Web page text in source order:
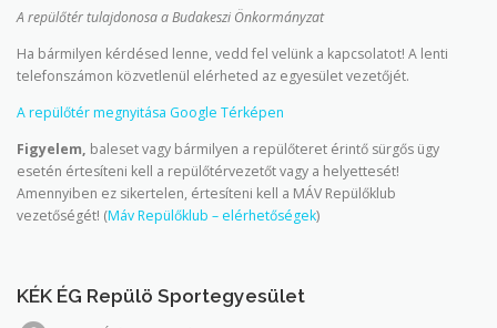
A repülőtér tulajdonosa a Budakeszi Önkormányzat
Ha bármilyen kérdésed lenne, vedd fel velünk a kapcsolatot! A lenti
telefonszámon közvetlenül elérheted az egyesület vezetőjét.
A repülőtér megnyitása Google Térképen
Figyelem, baleset vagy bármilyen a repülőteret érintő sürgős ügy
esetén értesíteni kell a repülőtérvezetőt vagy a helyettesét!
Amennyiben ez sikertelen, értesíteni kell a MÁV Repülőklub
vezetőségét! (Máv Repülőklub – elérhetőségek)
KÉK ÉG Repülö Sportegyesület